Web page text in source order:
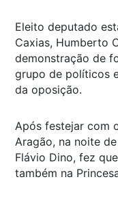
Eleito deputado
Caxias, Humberto
demonstração de
grupo de políticos
da oposição.
Após festejar com
Aragão, na noite
Flávio Dino, fez
também na